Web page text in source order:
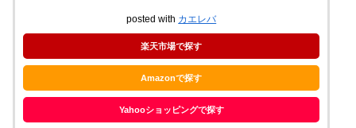
posted with カエレバ
楽天市場で探す
Amazonで探す
Yahooショッピングで探す